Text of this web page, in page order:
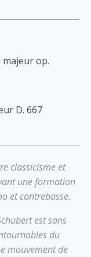
op.
D. 667
classicisme et
une formation
et contrebasse.
est sans
du
mouvement de